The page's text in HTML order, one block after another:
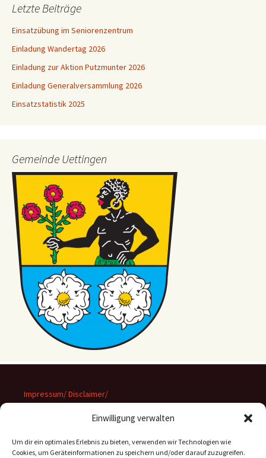
Einwilligung verwalten
Um dir ein optimales Erlebnis zu bieten, verwenden wir Technologien wie
Cookies, um Geräteinformationen zu speichern und/oder darauf zuzugreifen.
Letzte Beiträge
Einsatzübung im Seniorenzentrum
Einladung Wandertag 2026
Einladung zur Aktion Putzmunter 2026
Einladung Generalversammlung 2026
Einsatzstatistik 2025
Gemeinde Uettingen
Impressum/ Disclaimer/
Datenschutz